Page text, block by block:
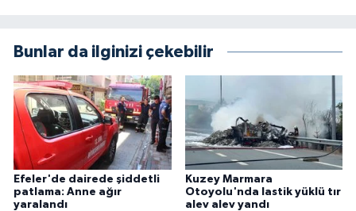
Bunlar da ilginizi çekebilir
Efeler'de dairede şiddetli
patlama: Anne ağır
yaralandı
Kuzey Marmara
Otoyolu'nda lastik yüklü tır
alev alev yandı